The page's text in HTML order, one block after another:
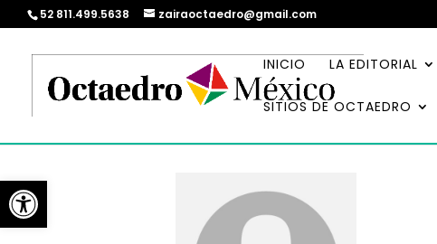
Abrir barra de herramientas
52 811.499.5638 zairaoctaedro@gmail.com
INICIO LA EDITORIAL
SITIOS DE OCTAEDRO